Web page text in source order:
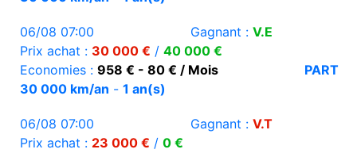
06/08 07:00 Gagnant : V.E
Prix achat : 30 000 € / 40 000 €
Economies : 958 € - 80 € / Mois
PART
30 000 km/an - 1 an(s)
06/08 07:00 Gagnant : V.T
Prix achat : 23 000 € / 0 €